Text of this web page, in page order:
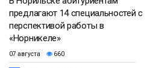
предлагают 14 специальностей с
перспективой работы в
«Норникеле»
07 августа 660